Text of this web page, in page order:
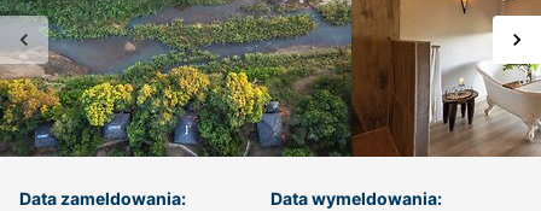
Data zameldowania: Data wymeldowania: